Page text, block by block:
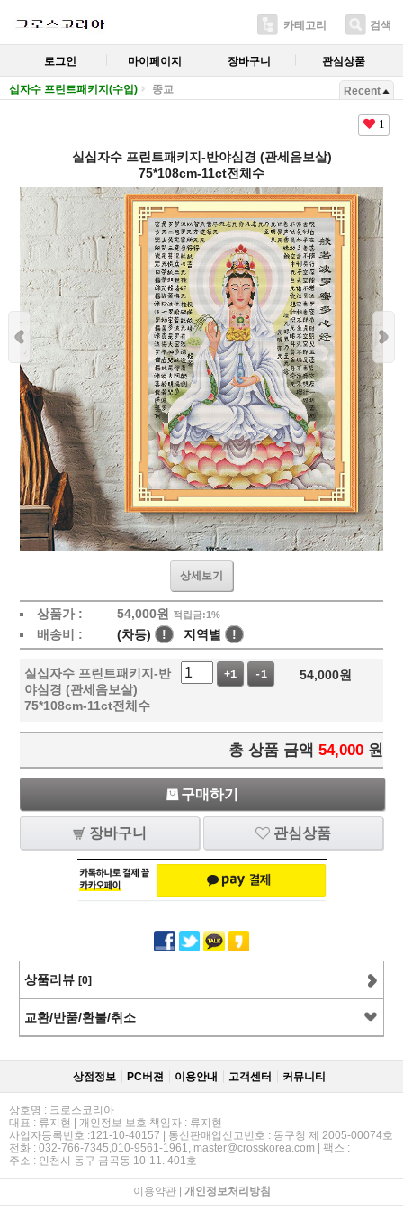
카테고리 검색
로그인 마이페이지 장바구니 관심상품
십자수 프린트패키지(수입) 종교 Recent
1
실십자수 프린트패키지-반야심경 (관세음보살)
75*108cm-11ct전체수
상세보기
상품가 : 54,000원 적립금:1%
배송비 : (차등) ! 지역별 !
실십자수 프린트패키지-반
야심경 (관세음보살)
75*108cm-11ct전체수
+1 -1 54,000원
총 상품 금액 54,000 원
구매하기
장바구니 관심상품
상품리뷰 [0]
교환/반품/환불/취소
상점정보 PC버젼 이용안내 고객센터 커뮤니티
상호명 : 크로스코리아
대표 : 류지현 | 개인정보 보호 책임자 : 류지현
사업자등록번호 :121-10-40157 | 통신판매업신고번호 : 동구청 제 2005-00074호
전화 : 032-766-7345,010-9561-1961, master@crosskorea.com | 팩스 :
주소 : 인천시 동구 금곡동 10-11. 401호
이용약관| 개인정보처리방침